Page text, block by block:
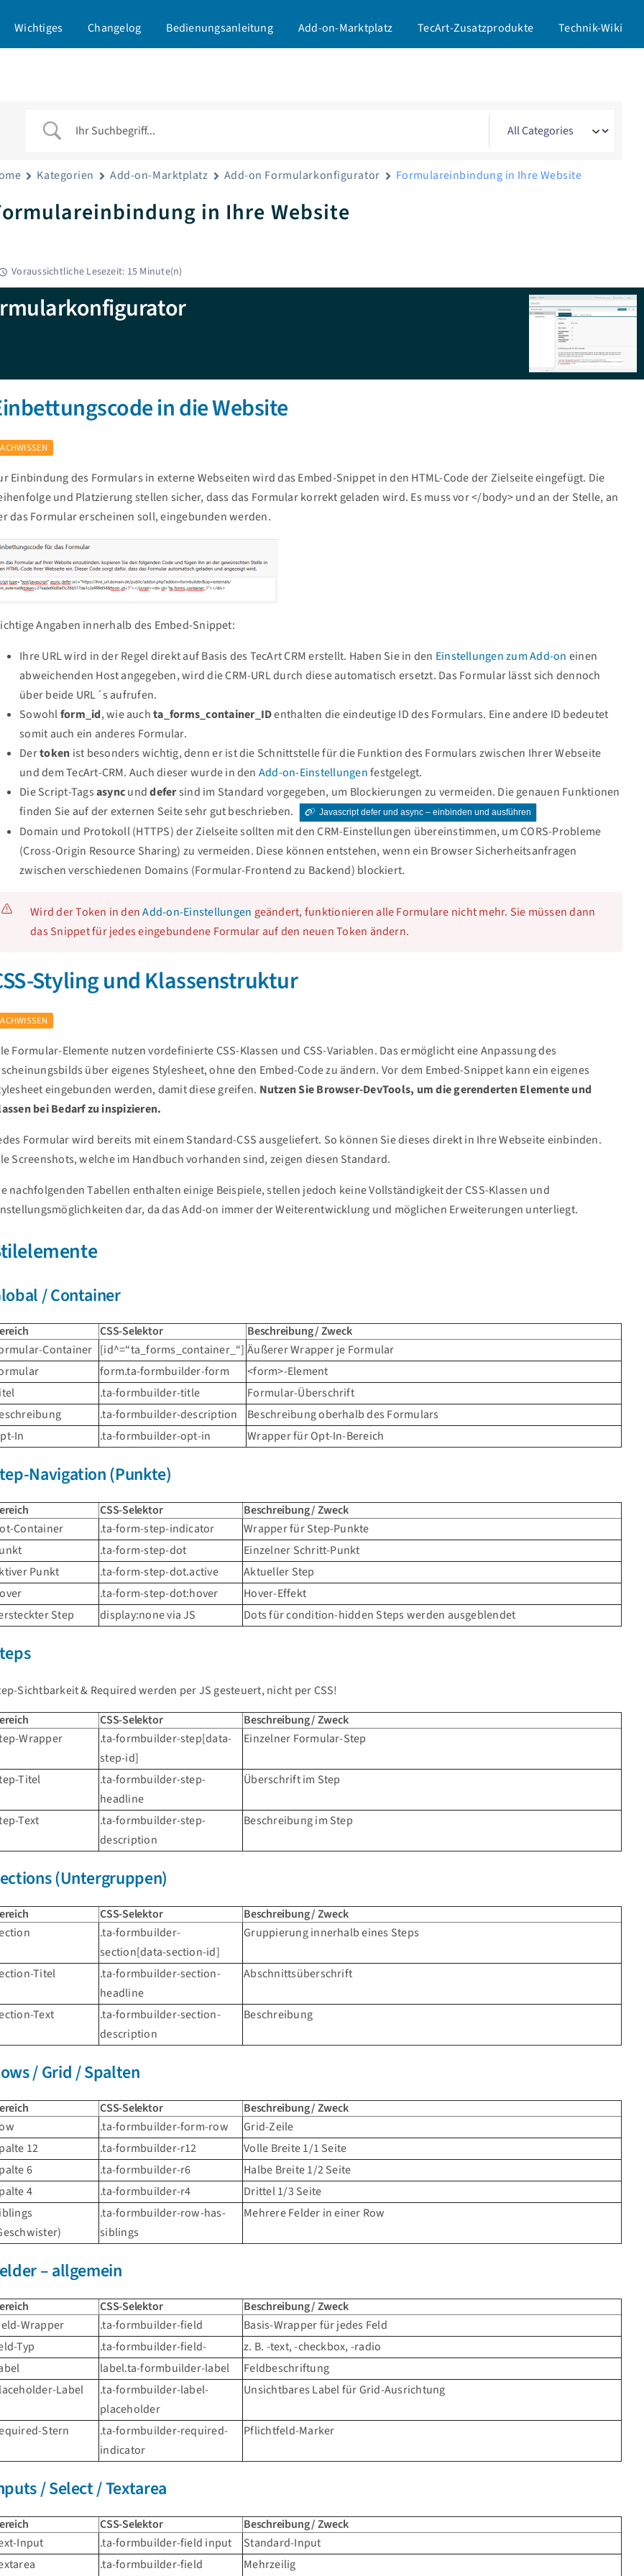
Wichtiges Changelog Bedienungsanleitung Add-on-Marktplatz TecArt-Zusatzprodukte Technik-Wiki
Kategorien Add-on-Marktplatz Add-on Formularkonfigurator Formulareinbindung in Ihre Website
in Ihre Website
Voraussichtliche Lesezeit: 15 Minute(n)
in die Website
Einbindung des Formulars in externe Webseiten wird das Embed-Snippet in den HTML-Code der Zielseite eingefügt. Die
und Platzierung stellen sicher, dass das Formular korrekt geladen wird. Es muss vor </body> und an der Stelle, an
das Formular erscheinen soll, eingebunden werden.
Angaben innerhalb des Embed-Snippet:
Ihre URL wird in der Regel direkt auf Basis des TecArt CRM erstellt. Haben Sie in den Einstellungen zum Add-on einen
abweichenden Host angegeben, wird die CRM-URL durch diese automatisch ersetzt. Das Formular lässt sich dennoch
über beide URL´s aufrufen.
Sowohlform_id, wie auchta_forms_container_IDenthalten die eindeutige ID des Formulars. Eine andere ID bedeutet
somit auch ein anderes Formular.
Dertoken ist besonders wichtig, denn er ist die Schnittstelle für die Funktion des Formulars zwischen Ihrer Webseite
und dem TecArt-CRM. Auch dieser wurde in den Add-on-Einstellungenfestgelegt.
Die Script-Tagsasyncunddefersind im Standard vorgegeben, um Blockierungen zu vermeiden. Die genauen Funktionen
finden Sie auf der externen Seite sehr gut beschrieben.
Javascript defer und async – einbinden und ausführen
Domain und Protokoll (HTTPS) der Zielseite sollten mit den CRM-Einstellungen übereinstimmen, um CORS-Probleme
(Cross-Origin Resource Sharing) zu vermeiden. Diese können entstehen, wenn ein Browser Sicherheitsanfragen
zwischen verschiedenen Domains (Formular-Frontend zu Backend) blockiert.
Wird der Token in denAdd-on-Einstellungen geändert, funktionieren alle Formulare nicht mehr. Sie müssen dann
das Snippet für jedes eingebundene Formular auf den neuen Token ändern.
Styling und Klassenstruktur
Formular-Elemente nutzen vordefinierte CSS-Klassen und CSS-Variablen. Das ermöglicht eine Anpassung des
über eigenes Stylesheet, ohne den Embed-Code zu ändern. Vor dem Embed-Snippet kann ein eigenes
eingebunden werden, damit diese greifen. Nutzen Sie Browser-DevTools, um die gerenderten Elemente und
bei Bedarf zu inspizieren.
Formular wird bereits mit einem Standard-CSS ausgeliefert. So können Sie dieses direkt in Ihre Webseite einbinden.
Screenshots, welche im Handbuch vorhanden sind, zeigen diesen Standard.
nachfolgenden Tabellen enthalten einige Beispiele, stellen jedoch keine Vollständigkeit der CSS-Klassen und
dar, da das Add-on immer der Weiterentwicklung und möglichen Erweiterungen unterliegt.
/ Container
CSS-Selektor
Beschreibung / Zweck
Container [id^=“ta_forms_container_“] Äußerer Wrapper je Formular
form.ta-formbuilder-form
<form>-Element
.ta-formbuilder-title
Formular-Überschrift
.ta-formbuilder-description
Beschreibung oberhalb des Formulars
In
.ta-formbuilder-opt-in Wrapper für Opt-In-Bereich
Navigation (Punkte)
CSS-Selektor
Beschreibung / Zweck
Container
.ta-form-step-indicator
Wrapper für Step-Punkte
.ta-form-step-dot
Einzelner Schritt-Punkt
Punkt
.ta-form-step-dot.active
Aktueller Step
.ta-form-step-dot:hover
Hover-Effekt
Step
display:none via JS Dots für condition-hidden Steps werden ausgeblendet
Sichtbarkeit & Required werden per JS gesteuert, nicht per CSS!
CSS-Selektor
Beschreibung / Zweck
Wrapper
.ta-formbuilder-step[data-
step-id]
Einzelner Formular-Step
Titel
.ta-formbuilder-step-
headline
Überschrift im Step
Text
.ta-formbuilder-step-
description
Beschreibung im Step
(Untergruppen)
CSS-Selektor
Beschreibung / Zweck
.ta-formbuilder-
section[data-section-id]
Gruppierung innerhalb eines Steps
Titel
.ta-formbuilder-section-
headline
Abschnittsüberschrift
Text
.ta-formbuilder-section-
description
Beschreibung
/ Grid / Spalten
CSS-Selektor
Beschreibung / Zweck
.ta-formbuilder-form-row
Grid-Zeile
12
.ta-formbuilder-r12
Volle Breite 1/1 Seite
6
.ta-formbuilder-r6
Halbe Breite 1/2 Seite
4
.ta-formbuilder-r4
Drittel 1/3 Seite
.ta-formbuilder-row-has-
siblings
Mehrere Felder in einer Row
– allgemein
CSS-Selektor
Beschreibung / Zweck
Wrapper
.ta-formbuilder-field
Basis-Wrapper für jedes Feld
Typ
.ta-formbuilder-field-
z. B. -text, -checkbox, -radio
label.ta-formbuilder-label
Feldbeschriftung
Label
.ta-formbuilder-label-
placeholder
Unsichtbares Label für Grid-Ausrichtung
Stern
.ta-formbuilder-required-
indicator
Pflichtfeld-Marker
/ Select / Textarea
CSS-Selektor
Beschreibung / Zweck
Input
.ta-formbuilder-field input
Standard-Input
.ta-formbuilder-field
Mehrzeilig